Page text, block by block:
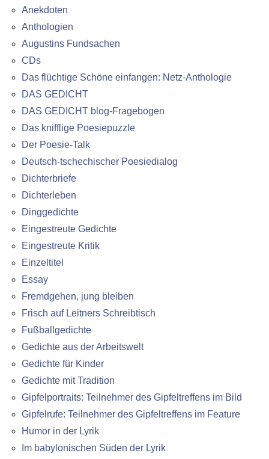
Anekdoten
Anthologien
Augustins Fundsachen
CDs
Das flüchtige Schöne einfangen: Netz-Anthologie
DAS GEDICHT
DAS GEDICHT blog-Fragebogen
Das knifflige Poesiepuzzle
Der Poesie-Talk
Deutsch-tschechischer Poesiedialog
Dichterbriefe
Dichterleben
Dinggedichte
Eingestreute Gedichte
Eingestreute Kritik
Einzeltitel
Essay
Fremdgehen, jung bleiben
Frisch auf Leitners Schreibtisch
Fußballgedichte
Gedichte aus der Arbeitswelt
Gedichte für Kinder
Gedichte mit Tradition
Gipfelportraits: Teilnehmer des Gipfeltreffens im Bild
Gipfelrufe: Teilnehmer des Gipfeltreffens im Feature
Humor in der Lyrik
Im babylonischen Süden der Lyrik